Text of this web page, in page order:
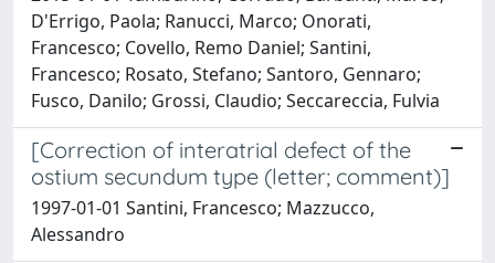
D'Errigo, Paola; Ranucci, Marco; Onorati,
Francesco; Covello, Remo Daniel; Santini,
Francesco; Rosato, Stefano; Santoro, Gennaro;
Fusco, Danilo; Grossi, Claudio; Seccareccia, Fulvia
[Correction of interatrial defect of the
ostium secundum type (letter; comment)]
1997-01-01 Santini, Francesco; Mazzucco,
Alessandro